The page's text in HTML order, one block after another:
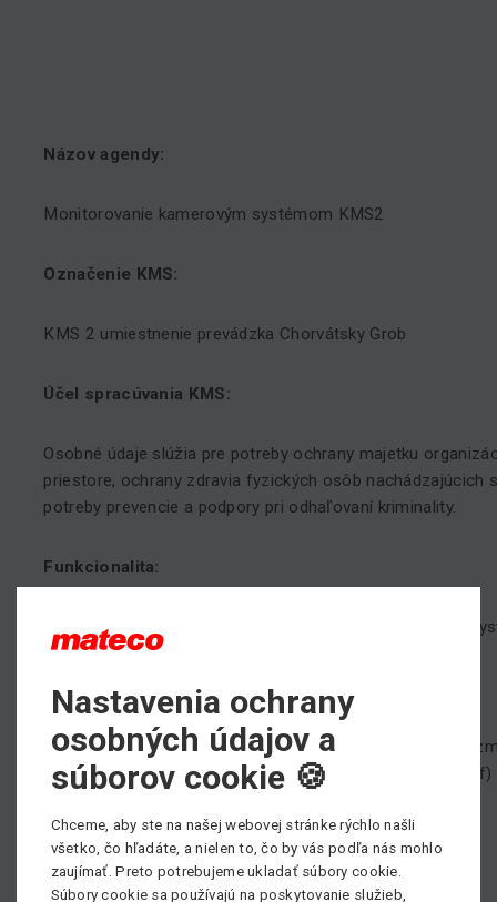
Názov agendy:
Monitorovanie kamerovým systémom KMS2
Označenie KMS:
KMS 2 umiestnenie prevádzka Chorvátsky Grob
Účel spracúvania KMS:
Osobné údaje slúžia pre potreby ochrany majetku
priestore, ochrany zdravia fyzických osôb nachádzajúcich
potreby prevencie a podpory pri odhaľovaní kriminality.
Funkcionalita:
S uchovávaním dát (identifikačný záznamový kamerový
Právny základ:
Oprávnené záujmy prevádzkovateľa alebo tretej strany v
f) Nariadenia GDPR, resp. ustanovenia § 13 ods. 1 písm.
Lehota uchovávania:
72 hodín
Nastavenia ochrany
osobných údajov a
súborov cookie 🍪
Chceme, aby ste na našej webovej stránke rýchlo našli
všetko, čo hľadáte, a nielen to, čo by vás podľa nás mohlo
zaujímať. Preto potrebujeme ukladať súbory cookie.
Súbory cookie sa používajú na poskytovanie služieb,